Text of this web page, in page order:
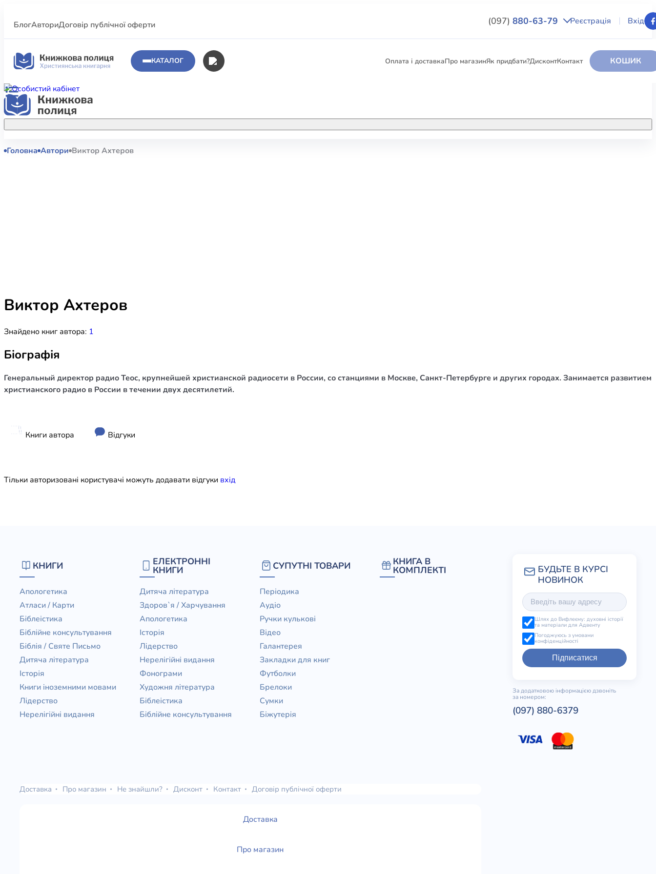
БлогАвториДоговір публічної оферти (097) 880-63-79 Реєстрація Вхід
КАТАЛОГ Оплата і доставкаПро магазинЯк придбати?ДисконтКонтакт КОШИК
Акційні пропозиції
КНИГИ
Богослів`я
Художня література
ЕЛЕКТРОННІ КНИГИ
Головна Автори Виктор Ахтеров
Виктор Ахтеров
Знайдено книг автора: 1
Біографія
Генеральный директор радио Теос, крупнейшей христианской радиосети в России, со станциями в Москве, Санкт-Петербурге и других городах. Занимается развитием
христианского радио в России в течении двух десятилетий.
Книги автора Відгуки
Тільки авторизовані користувачі можуть додавати відгуки вхiд
КНИГИ
Апологетика
Атласи / Карти
Біблеістика
Біблійне консультування
Біблія / Святе Письмо
Дитяча література
Історія
Книги іноземними мовами
Лідерство
Нерелігійні видання
ЕЛЕКТРОННІ
КНИГИ
Дитяча література
Здоров`я / Харчування
Апологетика
Історія
Лідерство
Нерелігійні видання
Фонограми
Художня література
Біблеістика
Біблійне консультування
СУПУТНІ ТОВАРИ
Періодика
Аудіо
Ручки кулькові
Відео
Галантерея
Закладки для книг
Футболки
Брелоки
Сумки
Біжутерія
КНИГА В
КОМПЛЕКТІ
Шлях до Вифлеєму: духовні історії
та матеріали для Адвенту
Погоджуюсь з умовами
конфіденційності
Підписатися
За додатковою інформацією дзвоніть
за номером:
(097) 880-6379
Доставка Про магазин Не знайшли? Дисконт Контакт Договір публічної оферти
Доставка
Про магазин